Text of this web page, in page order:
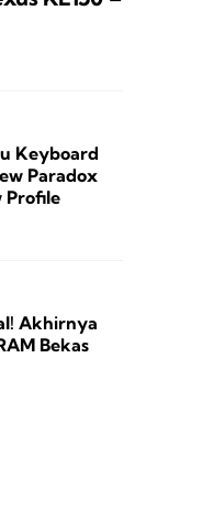
Keyboard
Paradox
Profile
Akhirnya
Bekas